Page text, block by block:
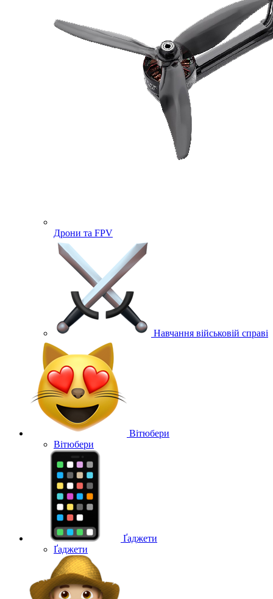
Дрони та FPV
Навчання військовій справі
Вітюбери
Вітюбери
Ґаджети
Ґаджети